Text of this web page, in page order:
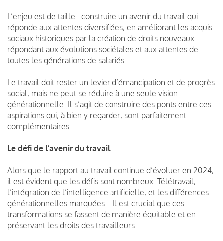
L’enjeu est de taille : construire un avenir du travail qui
réponde aux attentes diversifiées, en améliorant les acquis
sociaux historiques par la création de droits nouveaux
répondant aux évolutions sociétales et aux attentes de
toutes les générations de salariés.
Le travail doit rester un levier d’émancipation et de progrès
social, mais ne peut se réduire à une seule vision
générationnelle. Il s’agit de construire des ponts entre ces
aspirations qui, à bien y regarder, sont parfaitement
complémentaires.
Le défi de l’avenir du travail
Alors que le rapport au travail continue d’évoluer en 2024,
il est évident que les défis sont nombreux. Télétravail,
l’intégration de l’intelligence artificielle, et les différences
générationnelles marquées… Il est crucial que ces
transformations se fassent de manière équitable et en
préservant les droits des travailleurs.